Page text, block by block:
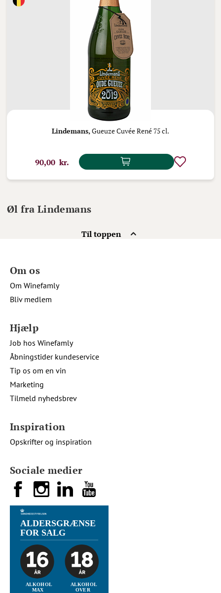
Lindemans,Gueuze Cuvée René 75 cl.
90,00 kr.
Til toppen
Øl fra Lindemans
Sociale medier
Om os
Om Winefamly
Bliv medlem
Hjælp
Job hos Winefamly
Åbningstider kundeservice
Tip os om en vin
Marketing
Tilmeld nyhedsbrev
Inspiration
Opskrifter og inspiration